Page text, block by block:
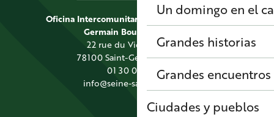
Un domingo en el
Grandes historias
Grandes encuentros
Ciudades y pueblos
Oficina Intercomunitaria de Turismo de Saint
Germain Boucles de Seine
22 rue du Vieil Abreuvoir
78100 Saint-Germain-en-Laye
01 30 09 39 89
info@seine-saintgermain.fr